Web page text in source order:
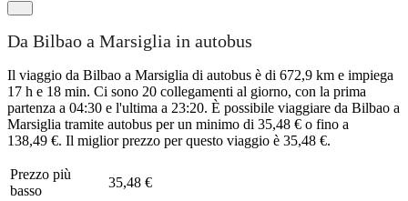
Da Bilbao a Marsiglia in autobus
Il viaggio da Bilbao a Marsiglia di autobus è di 672,9 km e impiega
17 h e 18 min. Ci sono 20 collegamenti al giorno, con la prima
partenza a 04:30 e l'ultima a 23:20. È possibile viaggiare da Bilbao a
Marsiglia tramite autobus per un minimo di 35,48 € o fino a
138,49 €. Il miglior prezzo per questo viaggio è 35,48 €.
Prezzo più
basso
35,48 €